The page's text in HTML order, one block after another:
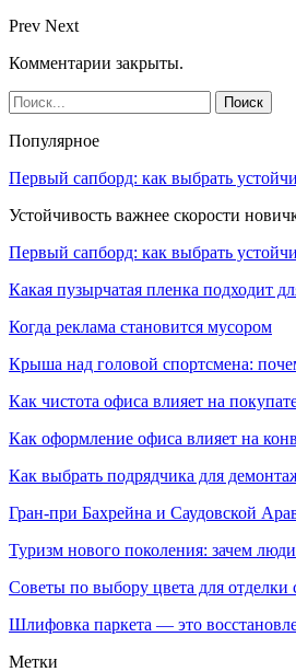
Prev Next
Комментарии закрыты.
Популярное
Первый сапборд: как выбрать
Устойчивость важнее скорости
Первый сапборд: как выбрать
Какая пузырчатая пленка подходит
Когда реклама становится мусором
Крыша над головой спортсмена:
Как чистота офиса влияет на
Как оформление офиса влияет на
Как выбрать подрядчика для
Гран-при Бахрейна и Саудовской
Туризм нового поколения: зачем
Советы по выбору цвета для отделки
Шлифовка паркета — это
Метки